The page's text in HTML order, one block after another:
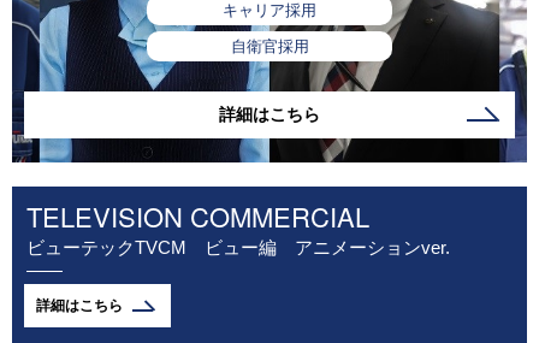
キャリア採用
自衛官採用
詳細はこちら
TELEVISION COMMERCIAL
ビューテックTVCM ビュー編 アニメーションver.
詳細はこちら